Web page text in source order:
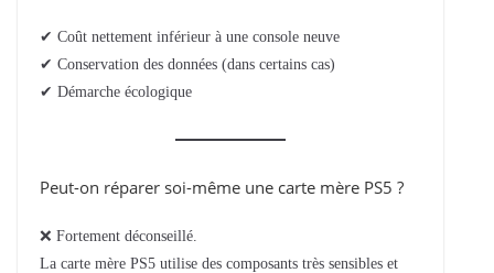
✔ Coût nettement inférieur à une console neuve
✔ Conservation des données (dans certains cas)
✔ Démarche écologique
Peut-on réparer soi-même une carte mère PS5 ?
❌ Fortement déconseillé.
La carte mère PS5 utilise des composants très sensibles et